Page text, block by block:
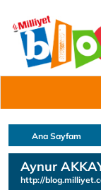
Ana Sayfam
Aynur
http://